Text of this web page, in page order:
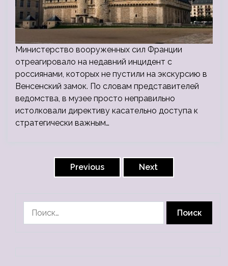
Министерство вооруженных сил Франции
отреагировало на недавний инцидент с
россиянами, которых не пустили на экскурсию в
Венсенский замок. По словам представителей
ведомства, в музее просто неправильно
истолковали директиву касательно доступа к
стратегически важным…
Previous Next